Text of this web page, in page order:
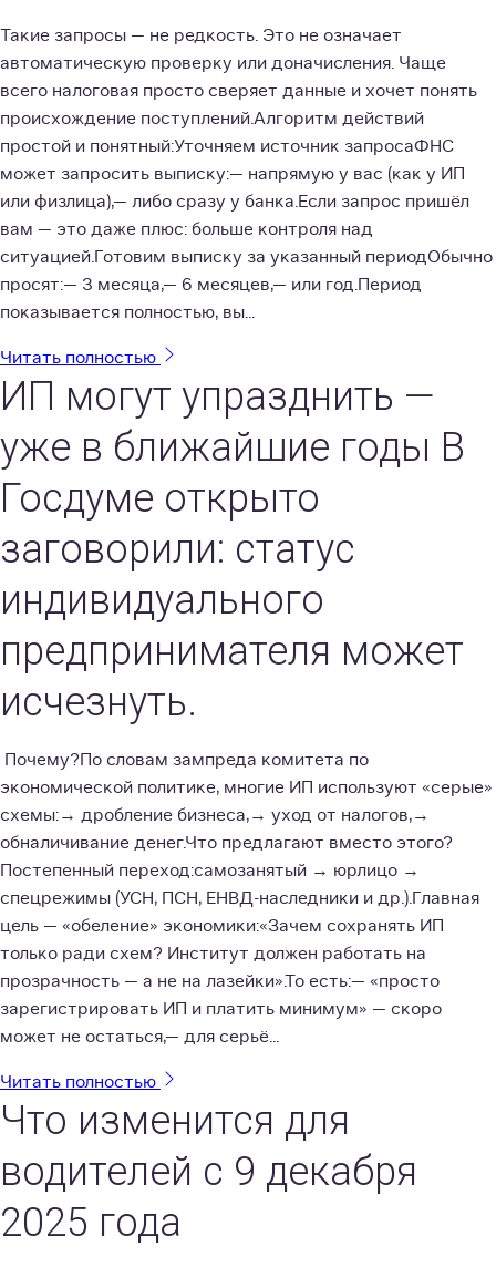
Такие запросы — не редкость. Это не означает
автоматическую проверку или доначисления. Чаще
всего налоговая просто сверяет данные и хочет понять
происхождение поступлений.Алгоритм действий
простой и понятный:Уточняем источник запросаФНС
может запросить выписку:— напрямую у вас (как у ИП
или физлица),— либо сразу у банка.Если запрос пришёл
вам — это даже плюс: больше контроля над
ситуацией.Готовим выписку за указанный периодОбычно
просят:— 3 месяца,— 6 месяцев,— или год.Период
показывается полностью, вы...
Читать полностью
ИП могут упразднить —
уже в ближайшие годы В
Госдуме открыто
заговорили: статус
индивидуального
предпринимателя может
исчезнуть.
Почему?По словам зампреда комитета по
экономической политике, многие ИП используют «серые»
схемы:→ дробление бизнеса,→ уход от налогов,→
обналичивание денег.Что предлагают вместо этого?
Постепенный переход:самозанятый → юрлицо →
спецрежимы (УСН, ПСН, ЕНВД-наследники и др.).Главная
цель — «обеление» экономики:«Зачем сохранять ИП
только ради схем? Институт должен работать на
прозрачность — а не на лазейки».То есть:— «просто
зарегистрировать ИП и платить минимум» — скоро
может не остаться,— для серьё...
Читать полностью
Что изменится для
водителей с 9 декабря
2025 года